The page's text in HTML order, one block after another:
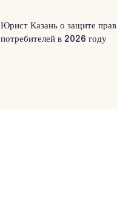
Юрист Казань о защите прав
потребителей в 2026 году